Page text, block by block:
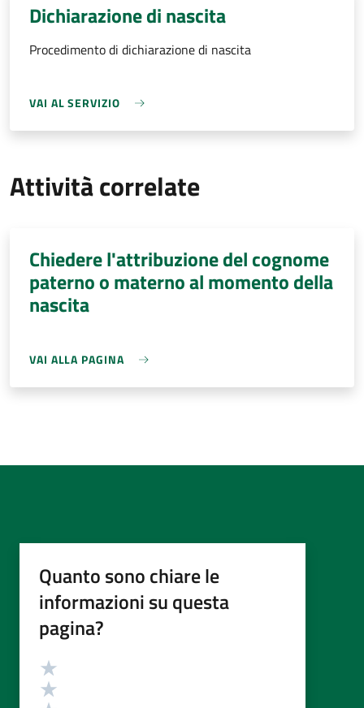
Dichiarazione di nascita
Procedimento di dichiarazione di nascita
VAI AL SERVIZIO
Attività correlate
Chiedere l'attribuzione del cognome
paterno o materno al momento della
nascita
VAI ALLA PAGINA
Quanto sono chiare le
informazioni su questa
pagina?
Valutazione